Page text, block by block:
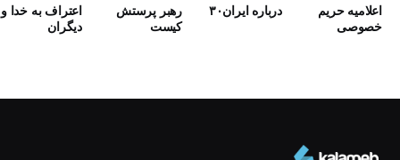
اعلامیه حریم
خصوصی
درباره ایران۳۰
رهبر پرستش
كيست
اعتراف به خدا و
دیگران